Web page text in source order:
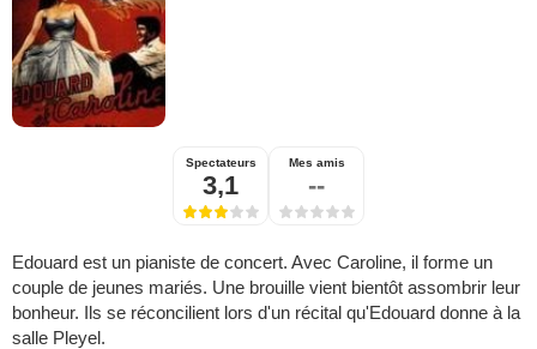
Spectateurs
3,1
Mes amis
--
Edouard est un pianiste de concert. Avec Caroline, il forme un
couple de jeunes mariés. Une brouille vient bientôt assombrir leur
bonheur. Ils se réconcilient lors d'un récital qu'Edouard donne à la
salle Pleyel.